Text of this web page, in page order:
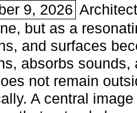
9, 2026
but as a
and surfaces
absorbs sounds,
not remain
A central